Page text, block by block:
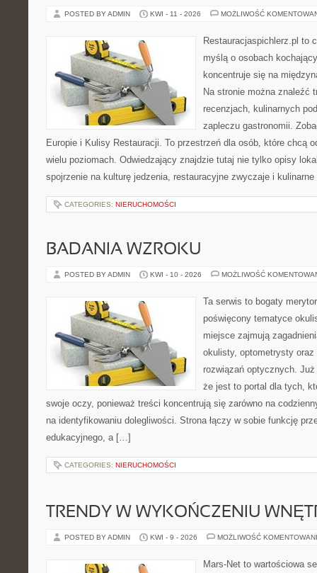
POSTED BY ADMIN KWI - 11 - 2026 MOŻLIWOŚĆ
Restauracjaspichlerz.pl to
myślą o osobach
koncentruje się na
Na stronie można znaleźć
recenzjach, kulinarnych
zapleczu gastronomii.
Europie i Kulisy Restauracji. To przestrzeń dla osób, które chcą
wielu poziomach. Odwiedzający znajdzie tutaj nie tylko opisy
spojrzenie na kulturę jedzenia, restauracyjne zwyczaje i
CATEGORIES: NIERUCHOMOŚCI
BADANIA WZROKU
POSTED BY ADMIN KWI - 10 - 2026 MOŻLIWOŚĆ
Ta serwis to bogaty
poświęcony tematyce
miejsce zajmują
okulisty, optometrysty oraz
rozwiązań optycznych.
że jest to portal dla tych,
swoje oczy, ponieważ treści koncentrują się zarówno na
na identyfikowaniu dolegliwości. Strona łączy w sobie funkcję
edukacyjnego, a […]
CATEGORIES: NIERUCHOMOŚCI
TRENDY W WYKOŃCZENIU
POSTED BY ADMIN KWI - 9 - 2026 MOŻLIWOŚĆ
Mars-Net to wartościowa